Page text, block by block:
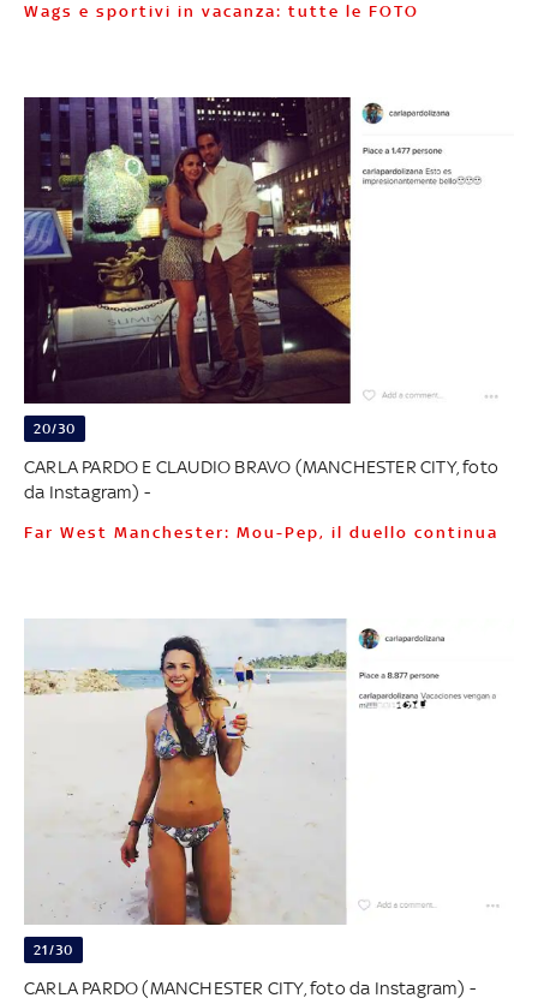
Wags e sportivi in vacanza: tutte le FOTO
20/30
CARLA PARDO E CLAUDIO BRAVO (MANCHESTER CITY, foto
da Instagram) -
Far West Manchester: Mou-Pep, il duello continua
21/30
CARLA PARDO (MANCHESTER CITY, foto da Instagram) -